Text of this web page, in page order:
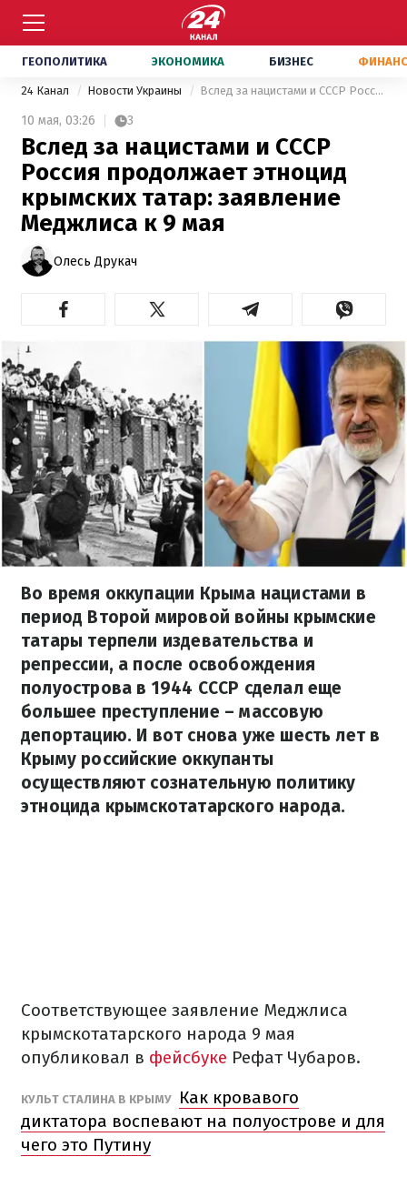
ГЕОПОЛИТИКА ЭКОНОМИКА БИЗНЕС
24 Канал Новости Украины Вслед за нацистами и СССР Россия продолжает этноцид крымских татар: заявление Меджлиса к 9 мая
10 мая, 03:26 3
Вслед за нацистами и СССР
Россия продолжает этноцид
крымских татар: заявление
Меджлиса к 9 мая
Олесь Друкач
Во время оккупации Крыма нацистами в
период Второй мировой войны крымские
татары терпели издевательства и
репрессии, а после освобождения
полуострова в 1944 СССР сделал еще
большее преступление – массовую
депортацию. И вот снова уже шесть лет в
Крыму российские оккупанты
осуществляют сознательную политику
этноцида крымскотатарского народа.
Соответствующее заявление Меджлиса
крымскотатарского народа 9 мая
опубликовал в фейсбуке Рефат Чубаров.
КУЛЬТ СТАЛИНА В КРЫМУ
Как кровавого
диктатора воспевают на полуострове и для
чего это Путину